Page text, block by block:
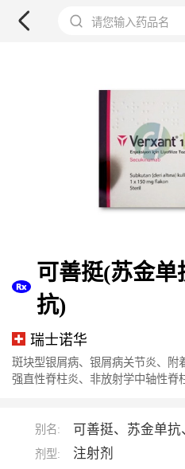
请您输入药品名
可善挺(苏金
抗)
瑞士诺华
斑块型银屑病、银屑病关节炎、附
强直性脊柱炎、非放射学中轴性脊
别名:
可善挺、苏金单抗
Cosentyx、
剂型: 注射剂